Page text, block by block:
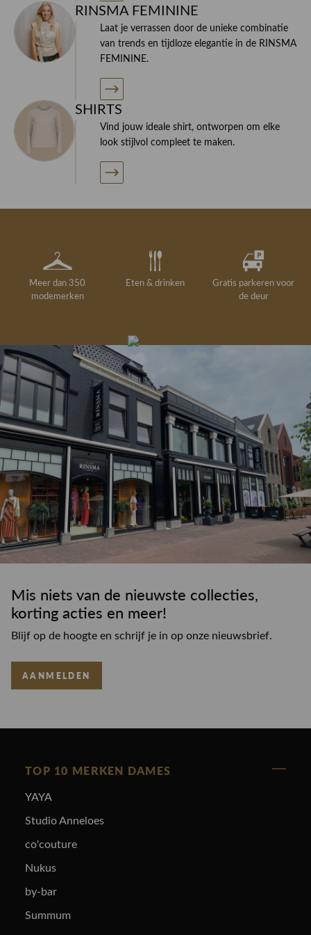
RINSMA FEMININE
Laat je verrassen door de unieke combinatie
van trends en tijdloze elegantie in de RINSMA
FEMININE.
SHIRTS
Vind jouw ideale shirt, ontworpen om elke
look stijlvol compleet te maken.
Meer dan 350
modemerken
Eten & drinken
Gratis parkeren voor
de deur
drankje
Gratis retourneren in
de winkel
Deskundig
kledingadvies
Mis niets van de nieuwste collecties,
korting acties en meer!
Blijf op de hoogte en schrijf je in op onze nieuwsbrief.
AANMELDEN
TOP 10 MERKEN DAMES
YAYA
Studio Anneloes
co'couture
Nukus
by-bar
Summum